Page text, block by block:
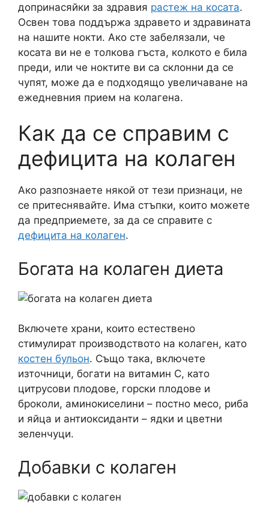
допринасяйки за здравия растеж на косата.
Освен това поддържа здравето и здравината
на нашите нокти. Ако сте забелязали, че
косата ви не е толкова гъста, колкото е била
преди, или че ноктите ви са склонни да се
чупят, може да е подходящо увеличаване на
ежедневния прием на колагена.
Как да се справим с
дефицита на колаген
Ако разпознаете някой от тези признаци, не
се притеснявайте. Има стъпки, които можете
да предприемете, за да се справите с
дефицита на колаген.
Богата на колаген диета
Включете храни, които естествено
стимулират производството на колаген, като
костен бульон. Също така, включете
източници, богати на витамин С, като
цитрусови плодове, горски плодове и
броколи, аминокиселини – постно месо, риба
и яйца и антиоксиданти – ядки и цветни
зеленчуци.
Добавки с колаген